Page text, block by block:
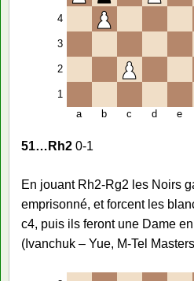
4
3
2
1
a
b c d e
51…Rh2 0-1
En jouant Rh2-Rg2 les Noirs
emprisonné, et forcent les
c4, puis ils feront une Dame
(Ivanchuk – Yue, M-Tel